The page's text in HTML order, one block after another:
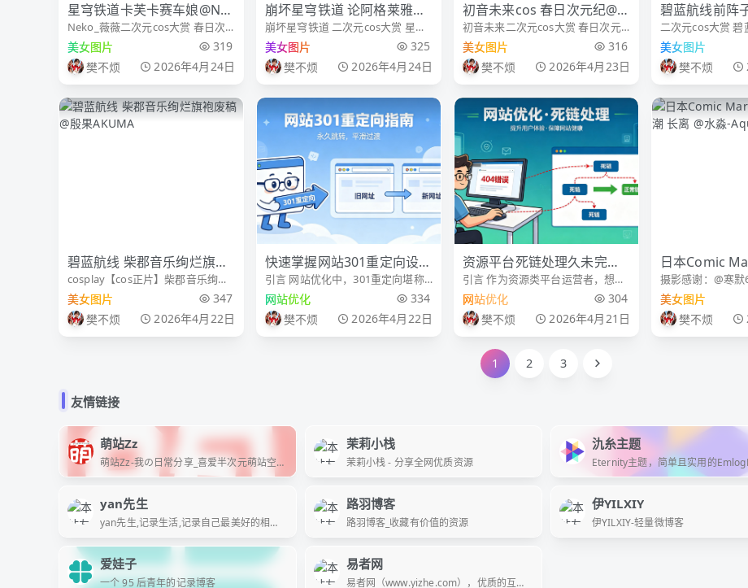
星穹铁道卡芙卡赛车娘@Ne
ko_薇薇
Neko_薇薇二次元cos大赏 春日次
元纪 星穹铁道卡芙卡 卡芙卡赛车娘
出境：本人 📷：@Barricade__ 棚
子：@广州P2空间 超级棒的棚子赛
博街道景绝了
美女图片
319
樊不烦
2026年4月24日
崩坏星穹铁道 论阿格莱雅和
帝政裙的适配度@风眠眠w
崩坏星穹铁道 二次元cos大赏 星穹
铁道二创 论阿格莱雅和帝政裙的适
配度
美女图片
325
樊不烦
2026年4月24日
初音未来cos 春日次元纪@
子姬ZJ
初音未来二次元cos大赏 春日次元
纪 初音未来cos 出境：@子姬ZJ 摄
影：潘呀潘潘工作室
美女图片
316
樊不烦
2026年4月23日
碧蓝航线前阵
嫁@-长生剑
二次元cos大赏 碧
镜：阿辞 📷：@-
第81号摄影工作室
花嫁！[偷乐]
美女图片
樊不烦
碧蓝航线 柴郡音乐绚烂旗袍
废稿@殷果AKUMA
cosplay【cos正片】柴郡音乐绚烂
旗袍废稿 摄影@摄影哥布林 服装@
污污污山 点亮你的次元图鉴 动漫嘉
年华 二次元快乐日 二次元cos大赏
碧蓝航线 柴郡
美女图片
347
樊不烦
2026年4月22日
快速掌握网站301重定向设置
及即时收益
引言 网站优化中，301重定向堪称
“低成本高回报”的核心技巧之一。
无论是域名更换、页面迁移、合并
重复内容，还是解决死链遗留问
题，精准设置301重定向，既能快速
网站优化
334
樊不烦
2026年4月22日
资源平台死链处理久未完
成，如何快速解决？
引言 作为资源类平台运营者，想必
都曾遭遇过死链堆积的棘手问题
——明明知道它会拖累网站权重、
影响用户体验，甚至阻碍搜索引擎
收录，却因流程繁琐、技术门槛高
而迟迟未处理。尤其对于以e
网站优化
304
樊不烦
2026年4月21日
日本Comic
✨鸣潮 长离
摄影感谢：@寒
Market107场照
美女图片
樊不烦
1 2 3
友情链接
萌站Zz
萌站Zz-我の日常分享_喜爱半次元萌站空间
资源(づ￣ 3￣)づ快来康康收藏૮ ⚆⚆ა
茉莉小栈
茉莉小栈 - 分享全网优质资源
氿糸主题
Eternity主题，简单且实用的
题， 功能丰富，设计简约，一款高
yan先生
yan先生,记录生活,记录自己最美好的相遇,
不言过往
路羽博客
路羽博客_收藏有价值的资源
伊YILXIY
伊YILXIY-轻量微博客
爱娃子
一个 95 后青年的记录博客
易者网
易者网（www.yizhe.com），优质的互联